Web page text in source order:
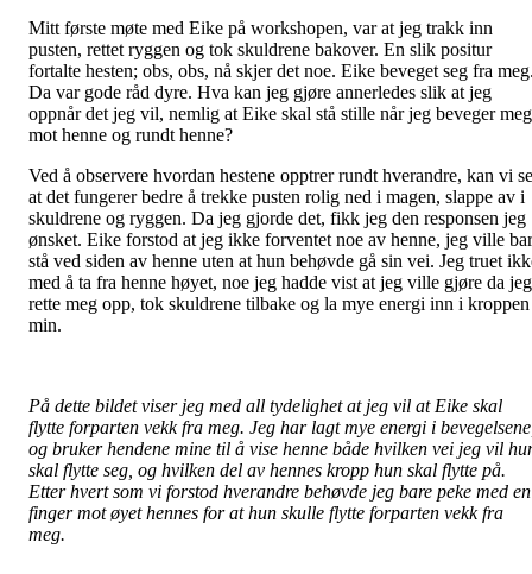
Mitt første møte med Eike på workshopen, var at jeg trakk inn
pusten, rettet ryggen og tok skuldrene bakover. En slik positur
fortalte hesten; obs, obs, nå skjer det noe. Eike beveget seg fra
Da var gode råd dyre. Hva kan jeg gjøre annerledes slik at jeg
oppnår det jeg vil, nemlig at Eike skal stå stille når jeg beveger meg
mot henne og rundt henne?
Ved å observere hvordan hestene opptrer rundt hverandre, kan vi se
at det fungerer bedre å trekke pusten rolig ned i magen, slappe av i
skuldrene og ryggen. Da jeg gjorde det, fikk jeg den responsen jeg
ønsket. Eike forstod at jeg ikke forventet noe av henne, jeg ville
stå ved siden av henne uten at hun behøvde gå sin vei. Jeg truet
med å ta fra henne høyet, noe jeg hadde vist at jeg ville gjøre da jeg
rette meg opp, tok skuldrene tilbake og la mye energi inn i kroppen
min.
På dette bildet viser jeg med all tydelighet at jeg vil at Eike skal
flytte forparten vekk fra meg. Jeg har lagt mye energi i
og bruker hendene mine til å vise henne både hvilken vei jeg vil
skal flytte seg, og hvilken del av hennes kropp hun skal flytte på.
Etter hvert som vi forstod hverandre behøvde jeg bare peke med en
finger mot øyet hennes for at hun skulle flytte forparten vekk fra
meg.